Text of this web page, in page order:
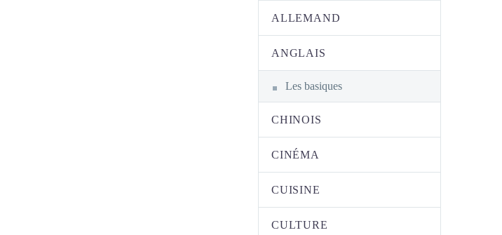
ALLEMAND
ANGLAIS
Les basiques
CHINOIS
CINÉMA
CUISINE
CULTURE